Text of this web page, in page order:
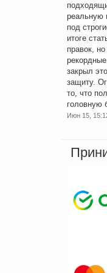
реальную
под
итоге
правок,
закрыл
защиту.
то, что
головную
Июн 15,